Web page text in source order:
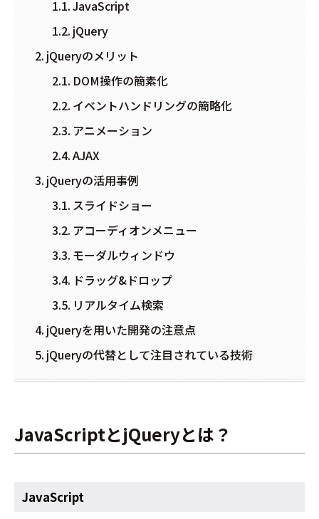
JavaScript
jQuery
jQueryのメリット
DOM操作の簡素化
イベントハンドリングの簡略化
アニメーション
AJAX
jQueryの活用事例
スライドショー
アコーディオンメニュー
モーダルウィンドウ
ドラッグ&ドロップ
リアルタイム検索
jQueryを用いた開発の注意点
jQueryの代替として注目されている技術
JavaScriptとjQueryとは？
JavaScript